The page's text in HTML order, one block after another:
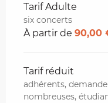
Tarif Adulte
six concerts
À partir de 90,00
Tarif réduit
adhérents,
nombreuses,